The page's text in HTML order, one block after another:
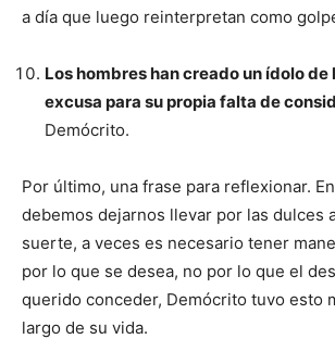
a día que luego reinterpretan como
Los hombres han creado un ídolo de
excusa para su propia falta de
Demócrito.
Por último, una frase para reflexionar.
debemos dejarnos llevar por las dulces
suerte, a veces es necesario tener
por lo que se desea, no por lo que el
querido conceder, Demócrito tuvo esto
largo de su vida.